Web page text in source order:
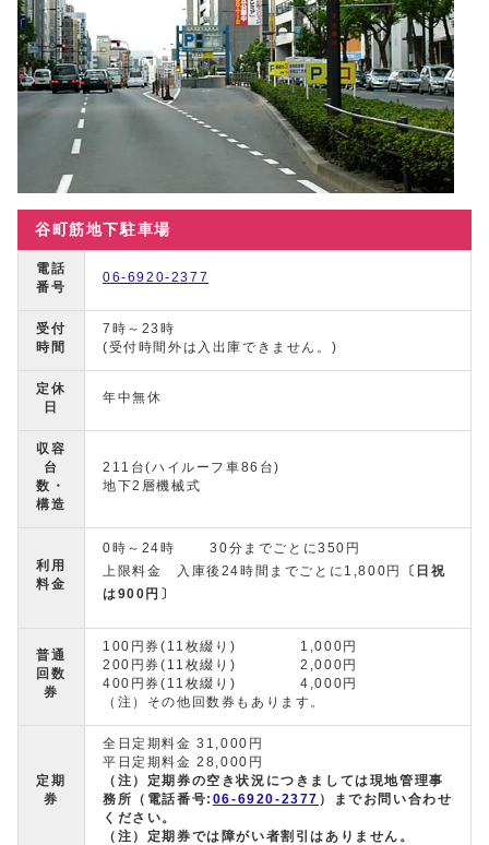
谷町筋地下駐車場
電話
番号
06-6920-2377
受付
時間
7時～23時
(受付時間外は入出庫できません。)
定休
日
年中無休
収容
台
数・
構造
211台(ハイルーフ車86台)
地下2層機械式
利用
料金
0時～24時 30分までごとに350円
上限料金 入庫後24時間までごとに1,800円
〔日祝
は900円〕
普通
回数
券
100円券(11枚綴り) 1,000円
200円券(11枚綴り) 2,000円
400円券(11枚綴り) 4,000円
（注）その他回数券もあります。
定期
券
全日定期料金 31,000円
平日定期料金 28,000円
（注）定期券の空き状況につきましては現地管理事
務所（電話番号: 06-6920-2377 ）までお問い合わせ
ください。
（注）定期券では障がい者割引はありません。